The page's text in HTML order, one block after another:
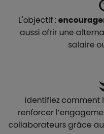
L'objectif :
aussi ofrir une
salaire
Identifiez comment
renforcer
collaborateurs grâce